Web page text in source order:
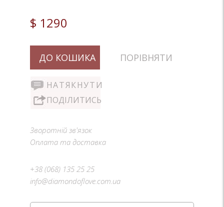
$ 1290
ДО КОШИКА ПОРІВНЯТИ
НАТЯКНУТИ
ПОДІЛИТИСЬ
Зворотній зв'язок
Оплата та доставка
+38 (068) 135 25 25
info@diamondoflove.com.ua